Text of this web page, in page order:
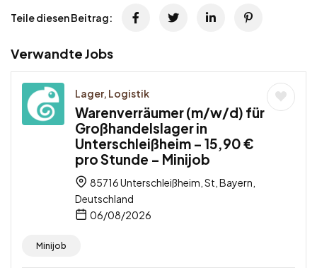
Teile diesen Beitrag:
Verwandte Jobs
Lager, Logistik
Warenverräumer (m/w/d) für
Großhandelslager in
Unterschleißheim – 15,90 €
pro Stunde – Minijob
85716 Unterschleißheim, St, Bayern,
Deutschland
06/08/2026
Minijob